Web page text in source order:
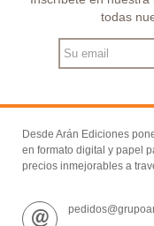
todas
Desde Arán Ediciones
en formato digital y papel
precios inmejorables a